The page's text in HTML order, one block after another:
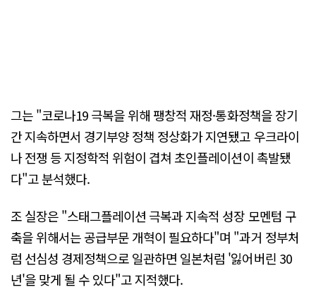
그는 "코로나19 극복을 위해 팽창적 재정·통화정책을 장기
간 지속하면서 경기부양 정책 정상화가 지연됐고 우크라이
나 전쟁 등 지정학적 위험이 겹쳐 초인플레이션이 촉발됐
다"고 분석했다.
조 실장은 "스태그플레이션 극복과 지속적 성장 모멘텀 구
축을 위해서는 공급부문 개혁이 필요하다"며 "과거 정부처
럼 선심성 경제정책으로 일관하면 일본처럼 '잃어버린 30
년'을 맞게 될 수 있다"고 지적했다.